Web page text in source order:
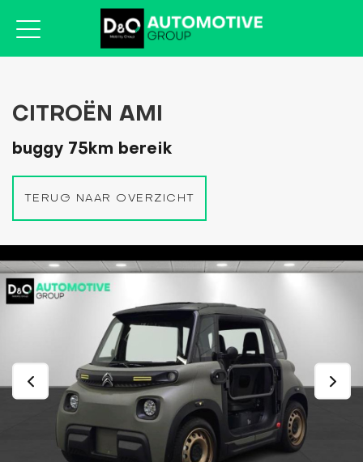
CITROËN AMI
buggy 75km bereik
TERUG NAAR OVERZICHT